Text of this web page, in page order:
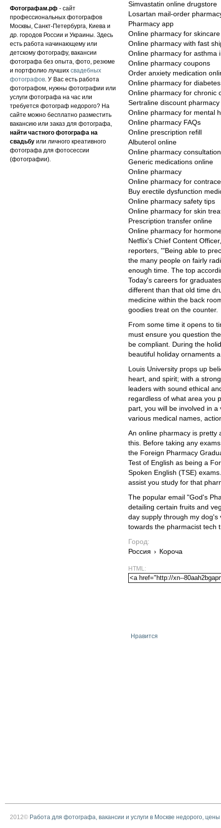
Фотографам.рф - сайт
профессиональных фотографов
Москвы, Санкт-Петербурга, Киева и
др. городов России и Украины. Здесь
есть работа начинающему или
детскому фотографу, вакансии
фотографа без опыта, фото, резюме
и портфолио лучших свадебных
фотографов. У Вас есть работа
фотографом, нужны фотографии или
услуги фотографа на час или
требуется фотограф недорого? На
сайте можно бесплатно разместить
вакансию или заказ для фотографа,
найти частного фотографа на
свадьбу или личного креативного
фотографа для фотосессии
(фотографии).
Simvastatin online drugstore
Losartan mail-order
Pharmacy app
Online pharmacy for
Online pharmacy with fast
Online pharmacy for asthma
Online pharmacy coupons
Order anxiety medication
Online pharmacy for
Online pharmacy for chronic
Sertraline discount pharmacy
Online pharmacy for mental
Online pharmacy FAQs
Online prescription refill
Albuterol online
Online pharmacy consultation
Generic medications online
Online pharmacy
Online pharmacy for
Buy erectile dysfunction
Online pharmacy safety tips
Online pharmacy for skin
Prescription transfer online
Online pharmacy for
Netflix's Chief Content
reporters, '"Being able to
the many people on fairly
enough time. The top
Today's careers for
different than that old time
medicine within the back
goodies treat on the counter.
From some time it opens to
must ensure you question
be compliant. During the
beautiful holiday ornaments
Louis University props up
heart, and spirit; with a
leaders with sound ethical
regardless of what area you
part, you will be involved in
various medical names,
An online pharmacy is pretty
this. Before taking any
the Foreign Pharmacy
Test of English as being a
Spoken English (TSE)
assist you study for that
The popular email "God's
detailing certain fruits and
day supply through my
towards the pharmacist tech
Город:
Россия › Короча
HTML:
Нравится
2012© Работа для фотографа, вакансии и услуги в Москве недорого, цены